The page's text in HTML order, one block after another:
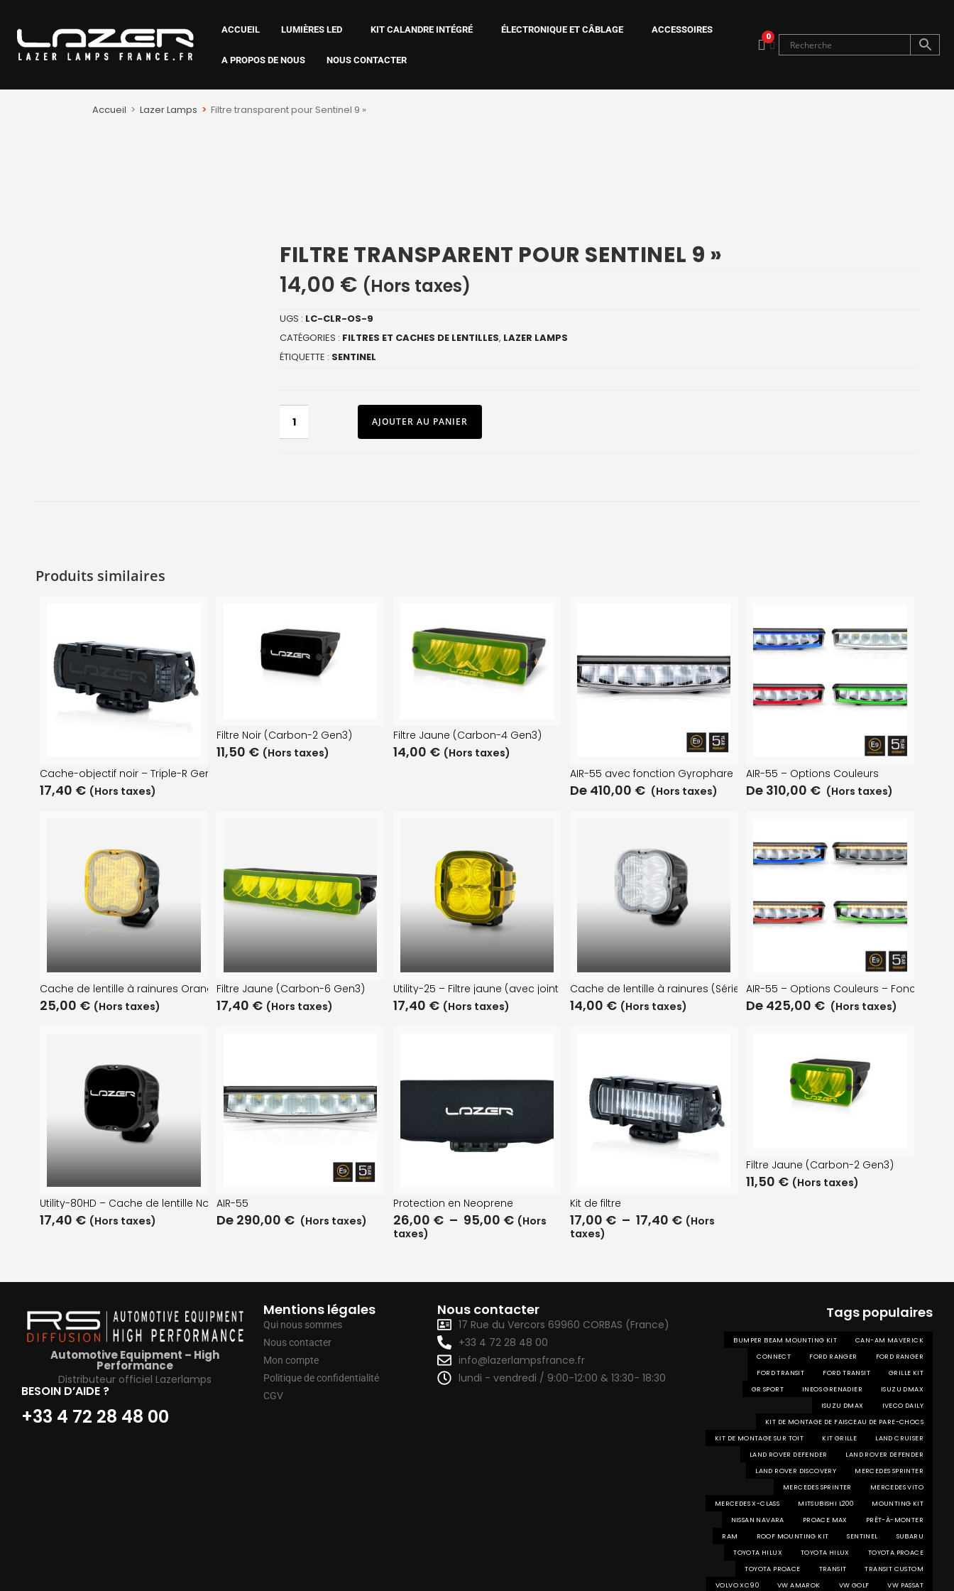
ACCUEIL LUMIÈRES LED KIT CALANDRE INTÉGRÉ ÉLECTRONIQUE ET CÂBLAGE ACCESSOIRES
A PROPOS DE NOUS NOUS CONTACTER
0
Accueil > Lazer Lamps > Filtre transparent pour Sentinel 9 »
FILTRE TRANSPARENT POUR SENTINEL 9 »
14,00 € (Hors taxes)
UGS : LC-CLR-OS-9
CATÉGORIES : FILTRES ET CACHES DE LENTILLES, LAZER LAMPS
ÉTIQUETTE : SENTINEL
AJOUTER AU PANIER
Produits similaires
Cache-objectif noir – Triple-R Gen2
17,40 € (Hors taxes)
Filtre Noir (Carbon-2 Gen3)
11,50 € (Hors taxes)
Filtre Jaune (Carbon-4 Gen3)
14,00 € (Hors taxes)
AIR-55 avec fonction Gyrophare
De 410,00 € (Hors taxes)
AIR-55 – Options Couleurs
De 310,00 € (Hors taxes)
Cache de lentille à rainures Orange (Série RP – Utility-80HD)
25,00 € (Hors taxes)
Filtre Jaune (Carbon-6 Gen3)
17,40 € (Hors taxes)
Utility-25 – Filtre jaune (avec joint étanche)
17,40 € (Hors taxes)
Cache de lentille à rainures (Série RP – Utility-80HD)
14,00 € (Hors taxes)
AIR-55 – Options Couleurs – Fonction
De 425,00 € (Hors taxes)
Utility-80HD – Cache de lentille Noir (Série RP/Utility-80HD)
17,40 € (Hors taxes)
AIR-55
De 290,00 € (Hors taxes)
Protection en Neoprene
26,00 € – 95,00 € (Hors
taxes)
Kit de filtre
17,00 € – 17,40 € (Hors
taxes)
Filtre Jaune (Carbon-2 Gen3)
11,50 € (Hors taxes)
Automotive Equipment – High
Performance
Distributeur officiel Lazerlamps
BESOIN D’AIDE ?
+33 4 72 28 48 00
Mentions légales
Qui nous sommes
Nous contacter
Mon compte
Politique de confidentialité
CGV
Nous contacter
17 Rue du Vercors 69960 CORBAS (France)
+33 4 72 28 48 00
info@lazerlampsfrance.fr
lundi - vendredi / 9:00-12:00 & 13:30- 18:30
Tags populaires
BUMPER BEAM MOUNTING KIT
CAN-AM MAVERICK
CONNECT
FORD RANGER
FORD RANGER
FORD TRANSIT
FORD TRANSIT
GRILLE KIT
GR SPORT
INEOS GRENADIER
ISUZU DMAX
ISUZU DMAX
IVECO DAILY
KIT DE MONTAGE DE FAISCEAU DE PARE-CHOCS
KIT DE MONTAGE SUR TOIT
KIT GRILLE
LAND CRUISER
LAND ROVER DEFENDER
LAND ROVER DEFENDER
LAND ROVER DISCOVERY
MERCEDES SPRINTER
MERCEDES SPRINTER
MERCEDES VITO
MERCEDES X-CLASS
MITSUBISHI L200
MOUNTING KIT
NISSAN NAVARA
PROACE MAX
PRÊT-À-MONTER
RAM
ROOF MOUNTING KIT SENTINEL
SUBARU
TOYOTA HILUX
TOYOTA HILUX
TOYOTA PROACE
TOYOTA PROACE
TRANSIT
TRANSIT CUSTOM
VOLVO XC90
VW AMAROK VW GOLF VW PASSAT